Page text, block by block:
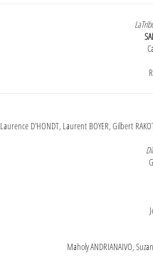
Laurence D'HONDT, Laurent BOYER, Gilbert
Maholy ANDRIANAIVO,